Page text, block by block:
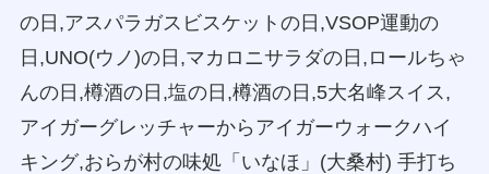
の日,アスパラガスビスケットの日,VSOP運動の
日,UNO(ウノ)の日,マカロニサラダの日,ロールちゃ
んの日,樽酒の日,塩の日,樽酒の日,5大名峰スイス,
アイガーグレッチャーからアイガーウォークハイ
キング,おらが村の味処「いなほ」(大桑村) 手打ち